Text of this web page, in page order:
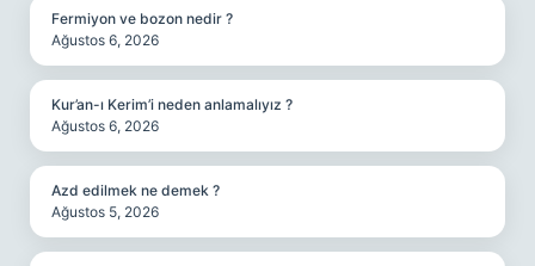
Fermiyon ve bozon nedir ?
Ağustos 6, 2026
Kur’an-ı Kerim’i neden anlamalıyız ?
Ağustos 6, 2026
Azd edilmek ne demek ?
Ağustos 5, 2026